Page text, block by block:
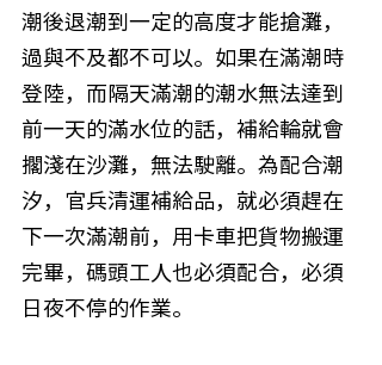
潮後退潮到一定的高度才能搶灘，
過與不及都不可以。如果在滿潮時
登陸，而隔天滿潮的潮水無法達到
前一天的滿水位的話，補給輪就會
擱淺在沙灘，無法駛離。為配合潮
汐，官兵清運補給品，就必須趕在
下一次滿潮前，用卡車把貨物搬運
完畢，碼頭工人也必須配合，必須
日夜不停的作業。